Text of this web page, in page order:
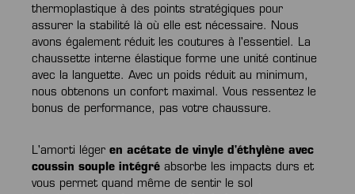
thermoplastique à des points stratégiques pour
assurer la stabilité là où elle est nécessaire. Nous
avons également réduit les coutures à l'essentiel. La
chaussette interne élastique forme une unité continue
avec la languette. Avec un poids réduit au minimum,
nous obtenons un confort maximal. Vous ressentez le
bonus de performance, pas votre chaussure.
L'amorti léger en acétate de vinyle d'éthylène avec
coussin souple intégré absorbe les impacts durs et
vous permet quand même de sentir le sol